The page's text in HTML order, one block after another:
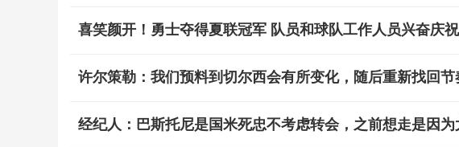
喜笑颜开！勇士夺得夏联冠军 队员和球队工作人员兴奋庆祝
许尔策勒：我们预料到切尔西会有所变化，随后重新找回节
经纪人：巴斯托尼是国米死忠不考虑转会，之前想走是因为